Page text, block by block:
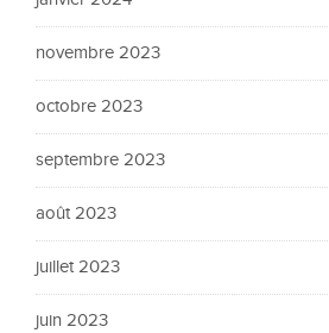
novembre 2023
octobre 2023
septembre 2023
août 2023
juillet 2023
juin 2023